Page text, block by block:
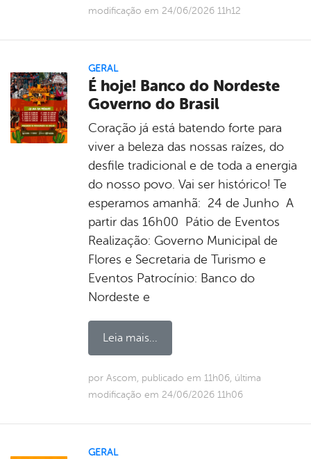
modificação em 24/06/2026 11h12
GERAL
É hoje! Banco do Nordeste
Governo do Brasil
Coração já está batendo forte para
viver a beleza das nossas raízes, do
desfile tradicional e de toda a energia
do nosso povo. Vai ser histórico! Te
esperamos amanhã: 24 de Junho A
partir das 16h00 Pátio de Eventos
Realização: Governo Municipal de
Flores e Secretaria de Turismo e
Eventos Patrocínio: Banco do
Nordeste e
Leia mais...
por Ascom, publicado em 11h06, última
modificação em 24/06/2026 11h06
GERAL